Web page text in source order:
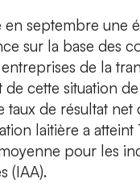
en septembre une
sur la base des
de la
de cette situation
taux de résultat net
laitière a atteint
pour les
(IAA).